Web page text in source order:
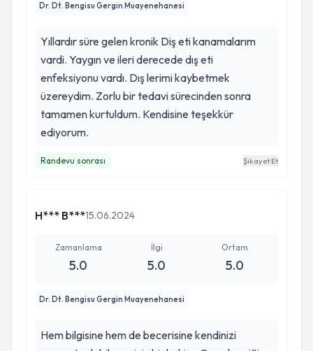
Dr. Dt. Bengisu Gergin Muayenehanesi
Yıllardır süre gelen kronik Diş eti kanamalarım
vardi. Yaygın ve ileri derecede dış eti
enfeksiyonu vardı. Dış lerimi kaybetmek
üzereydim. Zorlu bir tedavi sürecinden sonra
tamamen kurtuldum. Kendisine teşekkür
ediyorum.
Randevu sonrası Şikayet Et
H*** B***15.06.2024
Zamanlama
5.0
İlgi
5.0
Ortam
5.0
Dr. Dt. Bengisu Gergin Muayenehanesi
Hem bilgisine hem de becerisine kendinizi